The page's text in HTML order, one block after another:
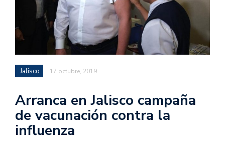
Jalisco 17 octubre, 2019
Arranca en Jalisco campaña
de vacunación contra la
influenza